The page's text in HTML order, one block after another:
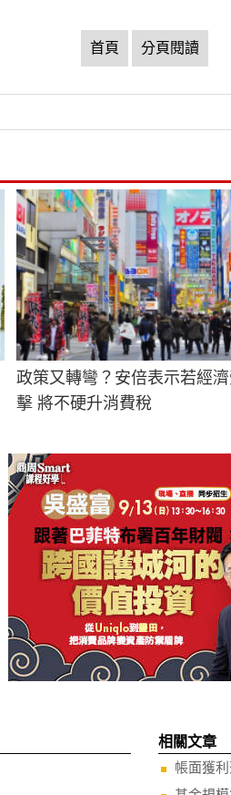
首頁 分頁閱讀
政策又轉彎？安倍表示若經
擊 將不硬升消費稅
相關文章
帳面獲